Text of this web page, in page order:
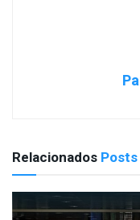
Relacionados Posts